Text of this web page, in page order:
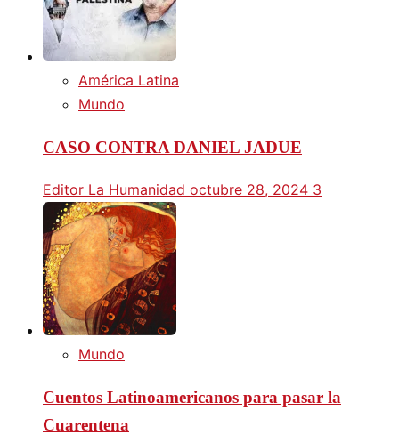
América Latina
Mundo
CASO CONTRA DANIEL JADUE
Editor La Humanidad octubre 28, 2024 3
Mundo
Cuentos Latinoamericanos para pasar la
Cuarentena